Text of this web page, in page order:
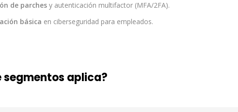
de parches y autenticación multifactor (MFA/2FA).
básica en ciberseguridad para empleados.
segmentos aplica?